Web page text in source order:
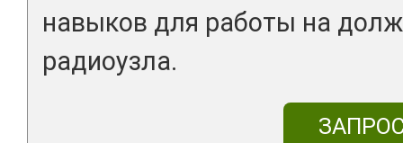
навыков для работы на
радиоузла.